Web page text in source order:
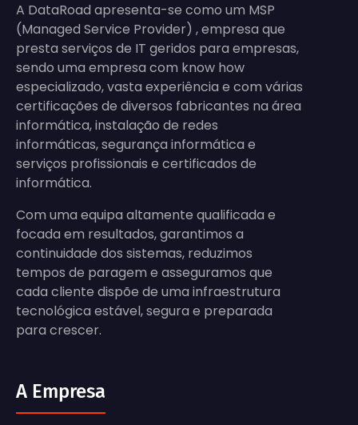
A DataRoad apresenta-se como um MSP
(Managed Service Provider) , empresa que
presta serviços de IT geridos para empresas,
sendo uma empresa com know how
especializado, vasta experiência e com várias
certificações de diversos fabricantes na área
informática, instalação de redes
informáticas, segurança informática e
serviços profissionais e certificados de
informática.
Com uma equipa altamente qualificada e
focada em resultados, garantimos a
continuidade dos sistemas, reduzimos
tempos de paragem e asseguramos que
cada cliente dispõe de uma infraestrutura
tecnológica estável, segura e preparada
para crescer.
A Empresa